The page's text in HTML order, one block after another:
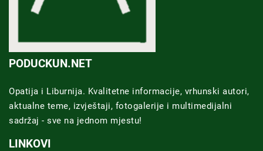
PODUCKUN.NET
Opatija i Liburnija. Kvalitetne informacije, vrhunski autori,
aktualne teme, izvještaji, fotogalerije i multimedijalni
sadržaj - sve na jednom mjestu!
LINKOVI